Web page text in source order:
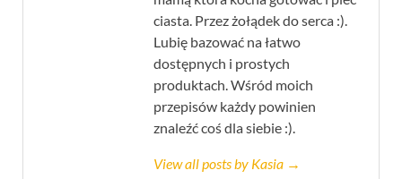
ciasta. Przez żołądek do serca :).
Lubię bazować na łatwo
dostępnych i prostych
produktach. Wśród moich
przepisów każdy powinien
znaleźć coś dla siebie :).
View all posts by Kasia →